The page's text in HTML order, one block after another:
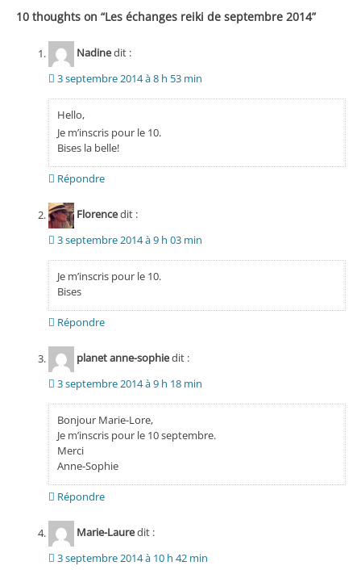
10 thoughts on “Les échanges reiki de septembre 2014”
Nadinedit :
3 septembre 2014 à 8 h 53 min
Hello,
Je m’inscris pour le 10.
Bises la belle!
Répondre
Florencedit :
3 septembre 2014 à 9 h 03 min
Je m’inscris pour le 10.
Bises
Répondre
planet anne-sophiedit :
3 septembre 2014 à 9 h 18 min
Bonjour Marie-Lore,
Je m’inscris pour le 10 septembre.
Merci
Anne-Sophie
Répondre
Marie-Lauredit :
3 septembre 2014 à 10 h 42 min